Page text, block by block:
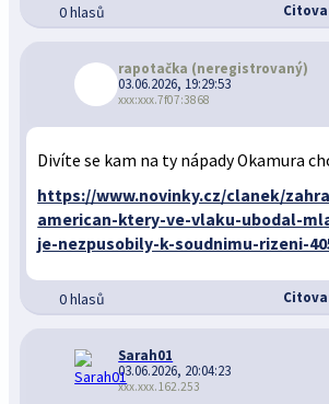
0 hlasů
rapotačka (neregistrovaný)
03.06.2026, 19:29:53
xxx:xxx.7f07:3868
Divíte se kam na ty nápady Okamura
https://www.novinky.cz/clanek/
american-ktery-ve-vlaku-ubodal-
je-nezpusobily-k-soudnimu-rizeni-
0 hlasů
Sarah01
03.06.2026, 20:04:23
xxx.xxx.162.253